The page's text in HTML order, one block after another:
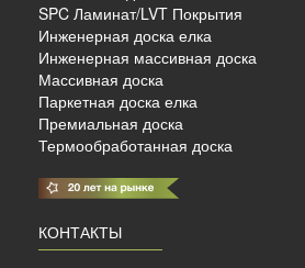
м²SPC Ламинат/LVT Покрытия
Инженерная доска елка
Инженерная массивная доска
Массивная доска
Паркетная доска елка
Премиальная доска
Термообработанная доска
КОНТАКТЫ